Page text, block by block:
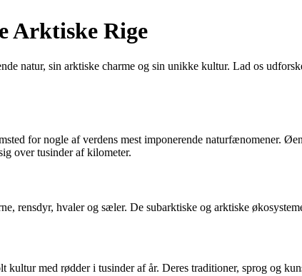
Arktiske Rige
natur, sin arktiske charme og sin unikke kultur. Lad os
for nogle af verdens mest imponerende naturfænomener.
over tusinder af kilometer.
rensdyr, hvaler og sæler. De subarktiske og arktiske
kultur med rødder i tusinder af år. Deres traditioner, sprog og